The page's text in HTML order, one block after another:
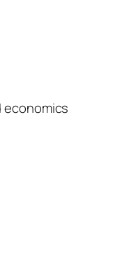
economics